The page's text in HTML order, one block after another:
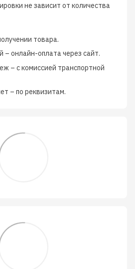
не зависит от количества
товара.
– онлайн-оплата через сайт.
– скомиссией транспортной
– по реквизитам.